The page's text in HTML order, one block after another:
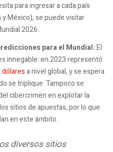
para ingresar a cada país
México), se puede visitar
2026.
para el Mundial:El
innegable: en 2023 representó
a nivel global, y se espera
se triplique. Tampoco se
cibercrimen en explotar la
sitios de apuestas, por lo que
en este ámbito.
diversos sitios